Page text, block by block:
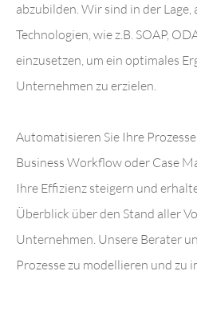
abzubilden. Wir sind in der Lage,
Technologien, wie z.B. SOAP,
einzusetzen, um ein optimales
Unternehmen zu erzielen.
Automatisieren Sie Ihre
Business Workflow oder Case
Ihre Effizienz steigern und
Überblick über den Stand aller
Unternehmen. Unsere Berater
Prozesse zu modellieren und zu